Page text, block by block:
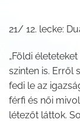
21/ 12. lecke:
„Földi
szinten is. Erről
fedi le az
férfi és női
létezőt láttok.